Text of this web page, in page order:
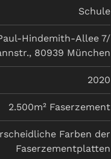
Schule
Hindemith-Allee 7/
80939 München
2020
2.500m² Faserzement
Farben der
Faserzementplatten